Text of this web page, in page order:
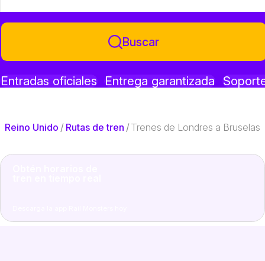
Buscar
Entradas oficiales Entrega garantizada
Reino Unido/ Rutas de tren/ Trenes de Londres a Bruselas